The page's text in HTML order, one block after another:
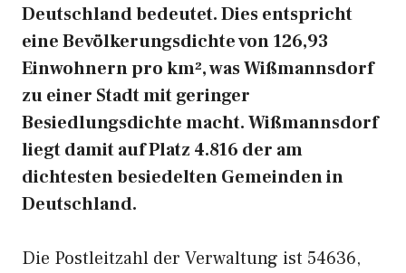
Deutschland bedeutet. Dies entspricht
eine Bevölkerungsdichte von 126,93
Einwohnern pro km², was Wißmannsdorf
zu einer Stadt mit geringer
Besiedlungsdichte macht. Wißmannsdorf
liegt damit auf Platz 4.816 der am
dichtesten besiedelten Gemeinden in
Deutschland.
Die Postleitzahl der Verwaltung ist 54636,